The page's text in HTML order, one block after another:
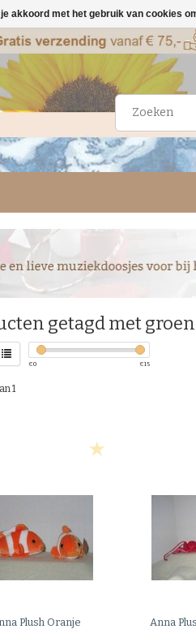
getagd met groen
€0 €15
1
Plush Oranje
Anna
akkoord met het gebruik van cookies